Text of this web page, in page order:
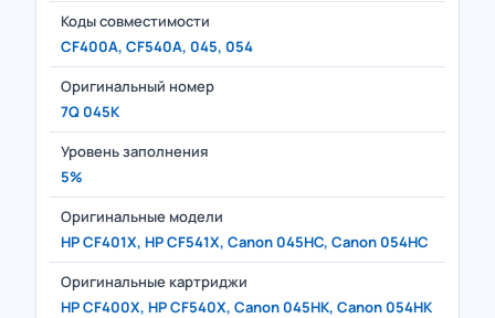
Коды совместимости
CF400A, CF540A, 045, 054
Оригинальный номер
7Q 045K
Уровень заполнения
5%
Оригинальные модели
HP CF401X, HP CF541X, Canon 045HC, Canon 054HC
Оригинальные картриджи
HP CF400X, HP CF540X, Canon 045HK, Canon 054HK